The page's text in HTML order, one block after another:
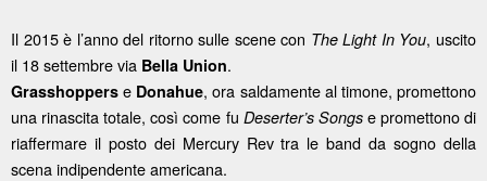
Il 2015 è l’anno del ritorno sulle scene con The Light In You, uscito
il 18 settembre via Bella Union.
Grasshoppers e Donahue, ora saldamente al timone, promettono
una rinascita totale, così come fu Deserter’s Songse promettono di
riaffermare il posto dei Mercury Rev tra le band da sogno della
scena indipendente americana.